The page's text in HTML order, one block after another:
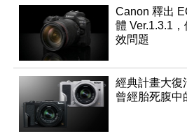
Canon 釋出
體 Ver.1.3.1
效問題
經典計畫大復
曾經胎死腹中